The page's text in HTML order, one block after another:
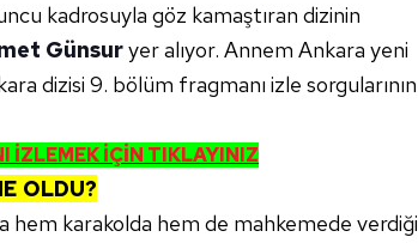
kadrosuyla göz kamaştıran dizinin
Günsuryer alıyor. Annem Ankara yeni
dizisi 9. bölüm fragmanı izle sorgularının
İZLEMEK İÇİN TIKLAYINIZ
OLDU?
hem karakolda hem de mahkemede verdiği